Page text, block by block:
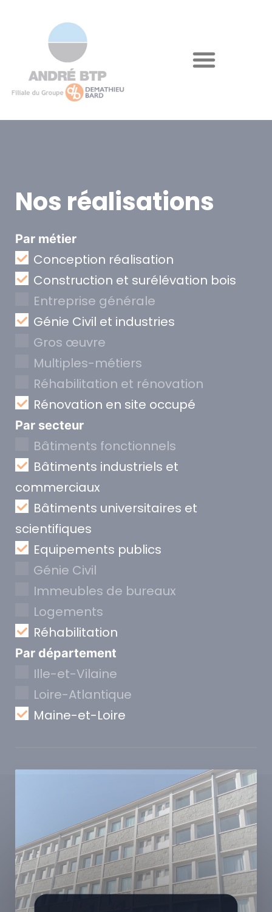
Nos réalisations
Par métier
Conception réalisation
Construction et surélévation bois
Entreprise générale
Génie Civil et industries
Gros œuvre
Multiples-métiers
Réhabilitation et rénovation
Rénovation en site occupé
Par secteur
Bâtiments fonctionnels
Bâtiments industriels et
commerciaux
Bâtiments universitaires et
scientifiques
Equipements publics
Génie Civil
Immeubles de bureaux
Logements
Réhabilitation
Par département
Ille-et-Vilaine
Loire-Atlantique
Maine-et-Loire